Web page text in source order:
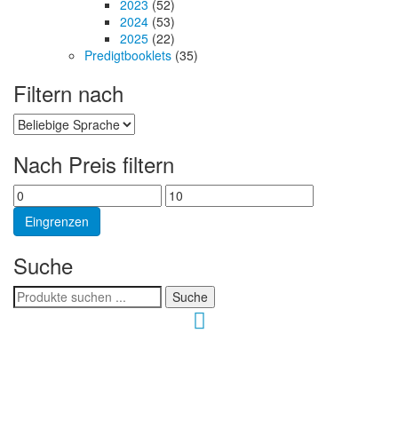
2023 (52)
2024 (53)
2025 (22)
Predigtbooklets (35)
Filtern nach
Nach Preis filtern
Min.
Preis
Max.
Preis
Eingrenzen
Suche
Suchen
nach:
Suche